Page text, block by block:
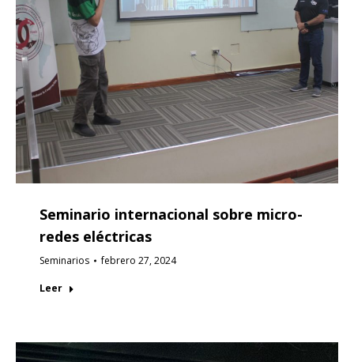
Seminario internacional sobre micro-
redes eléctricas
Seminarios febrero 27, 2024
Leer